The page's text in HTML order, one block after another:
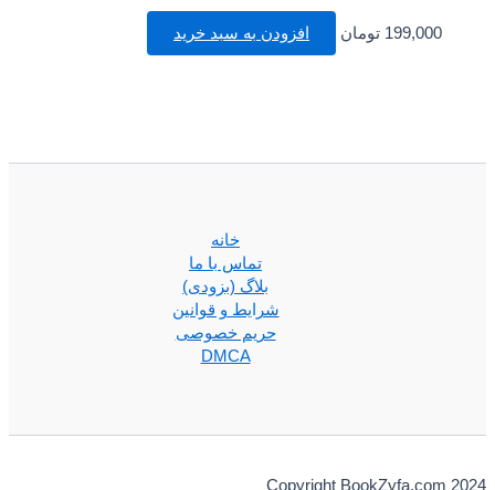
199,000 تومان افزودن به سبد خرید
تماس با ما
بلاگ (بزودی)
شرایط و قوانین
حریم خصوصی
DMCA
Copyright BookZyfa.com